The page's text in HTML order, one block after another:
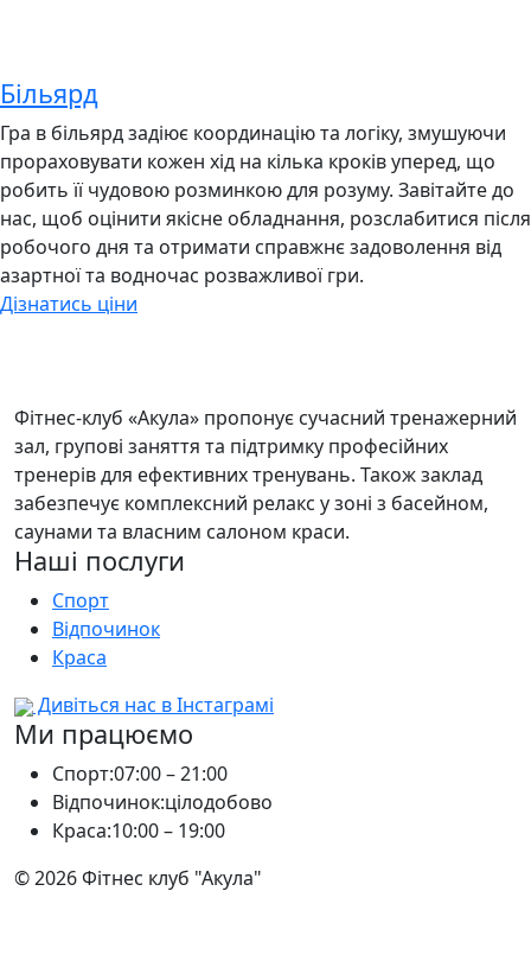
Більярд
Гра в більярд задіює координацію та логіку, змушуючи
прораховувати кожен хід на кілька кроків уперед, що
робить її чудовою розминкою для розуму. Завітайте до
нас, щоб оцінити якісне обладнання, розслабитися після
робочого дня та отримати справжнє задоволення від
азартної та водночас розважливої гри.
Дізнатись ціни
Фітнес-клуб «Акула» пропонує сучасний тренажерний
зал, групові заняття та підтримку професійних
тренерів для ефективних тренувань. Також заклад
забезпечує комплексний релакс у зоні з басейном,
саунами та власним салоном краси.
Наші послуги
Спорт
Відпочинок
Краса
Дивіться нас в Інстаграмі
Ми працюємо
Спорт:07:00 – 21:00
Відпочинок:цілодобово
Краса:10:00 – 19:00
© 2026 Фітнес клуб "Акула"